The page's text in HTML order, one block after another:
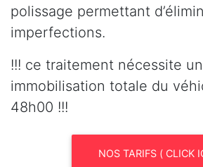
polissage permettant
imperfections.
!!! ce traitement nécessite
immobilisation totale du
48h00 !!!
NOS TARIFS ( CLICK